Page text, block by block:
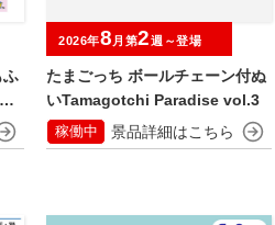
ふ
たまごっち ボールチェーン付ぬ
いTamagotchi Paradise vol.3
2026年8 月第2週～登場
稼働中